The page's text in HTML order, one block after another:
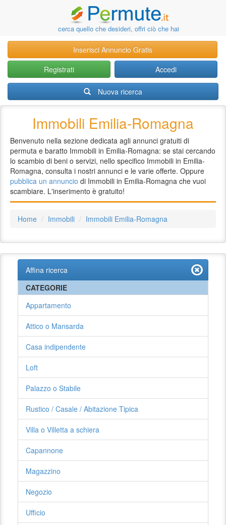
cerca quello che desideri, offri ciò che hai
Inserisci Annuncio Gratis
Registrati
Accedi
Nuova ricerca
Immobili Emilia-Romagna
Benvenuto nella sezione dedicata agli annunci gratuiti di
permuta e baratto Immobili in Emilia-Romagna: se stai cercando
lo scambio di beni o servizi, nello specifico Immobili in Emilia-
Romagna, consulta i nostri annunci e le varie offerte. Oppure
pubblica un annuncio di Immobili in Emilia-Romagna che vuoi
scambiare. L'inserimento è gratuito!
Home Immobili Immobili Emilia-Romagna
Affina ricerca
CATEGORIE
Appartamento
Attico o Mansarda
Casa indipendente
Loft
Palazzo o Stabile
Rustico / Casale / Abitazione Tipica
Villa o Villetta a schiera
Capannone
Magazzino
Negozio
Ufficio